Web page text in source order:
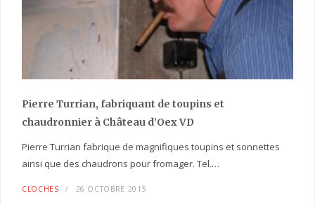
Pierre Turrian, fabriquant de toupins et
chaudronnier à Château d’Oex VD
Pierre Turrian fabrique de magnifiques toupins et sonnettes
ainsi que des chaudrons pour fromager. Tel.…
CLOCHES 26 OCTOBRE 2015